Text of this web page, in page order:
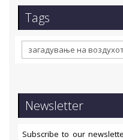
Tags
загадување на
Newsletter
Subscribe to our